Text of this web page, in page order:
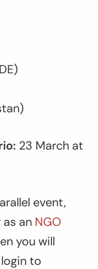
23 March at
event,
an NGO
you will
to